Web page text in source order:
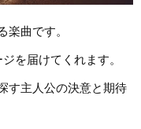
楽曲です。
を届けてくれます。
す主人公の決意と期待